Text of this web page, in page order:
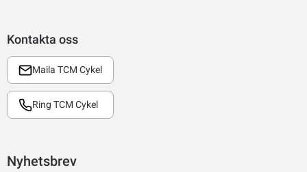
Kontakta oss
Maila TCM Cykel
Ring TCM Cykel
Nyhetsbrev